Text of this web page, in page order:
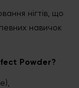
нігтів, що
навичок
Powder?